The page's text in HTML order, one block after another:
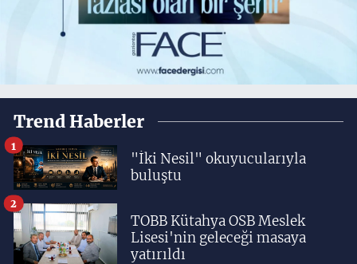
Trend Haberler
"İki Nesil" okuyucularıyla
buluştu
1
TOBB Kütahya OSB Meslek
Lisesi'nin geleceği masaya
yatırıldı
2